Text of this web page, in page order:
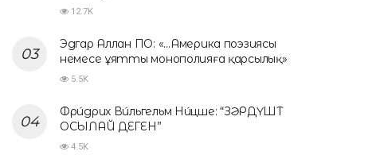
12.7K
Эдгар Аллан ПО: «…Америка поэзиясы
немесе ұятты монополияға қарсылық»
5.5K
Фри́дрих Ви́льгельм Ни́цше: “ЗӘРДҮШТ
ОСЫЛАЙ ДЕГЕН”
4.5K